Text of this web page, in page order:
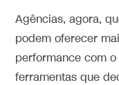
Agências, agora,
podem oferecer
performance com
ferramentas que